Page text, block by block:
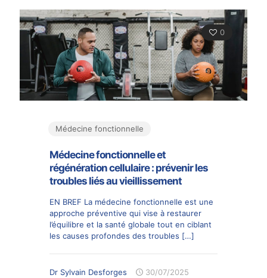
0
Médecine fonctionnelle
Médecine fonctionnelle et
régénération cellulaire : prévenir les
troubles liés au vieillissement
EN BREF La médecine fonctionnelle est une
approche préventive qui vise à restaurer
l’équilibre et la santé globale tout en ciblant
les causes profondes des troubles […]
Dr Sylvain Desforges 30/07/2025